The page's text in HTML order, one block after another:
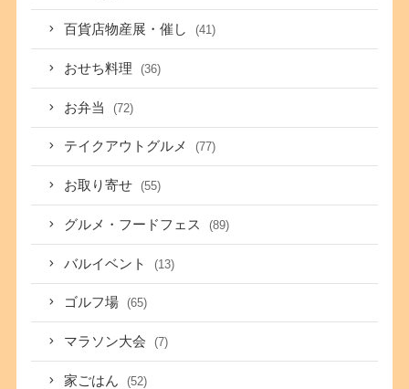
百貨店物産展・催し (41)
おせち料理 (36)
お弁当 (72)
テイクアウトグルメ (77)
お取り寄せ (55)
グルメ・フードフェス (89)
バルイベント (13)
ゴルフ場 (65)
マラソン大会 (7)
家ごはん (52)